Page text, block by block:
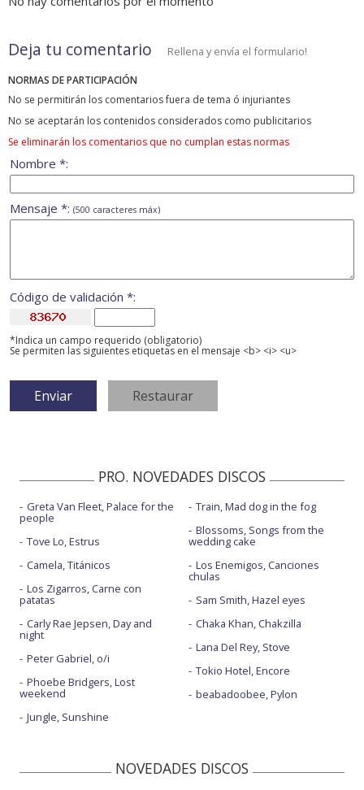
Deja tu comentario Rellena y envía el formulario!
NORMAS DE PARTICIPACIÓN
No se permitirán los comentarios fuera de tema ó injuriantes
No se aceptarán los contenidos considerados como publicitarios
Se eliminarán los comentarios que no cumplan estas normas
Nombre *:
Mensaje *: (500 caracteres máx)
Código de validación *:
*Indica un campo requerido (obligatorio)
Se permiten las siguientes etiquetas en el mensaje <b> <i> <u>
PRO. NOVEDADES DISCOS
Greta Van Fleet, Palace for the
people
Tove Lo, Estrus
Camela, Titánicos
Los Zigarros, Carne con
patatas
Carly Rae Jepsen, Day and
night
Peter Gabriel, o/i
Phoebe Bridgers, Lost
weekend
Jungle, Sunshine
Train, Mad dog in the fog
Blossoms, Songs from the
wedding cake
Los Enemigos, Canciones
chulas
Sam Smith, Hazel eyes
Chaka Khan, Chakzilla
Lana Del Rey, Stove
Tokio Hotel, Encore
beabadoobee, Pylon
NOVEDADES DISCOS